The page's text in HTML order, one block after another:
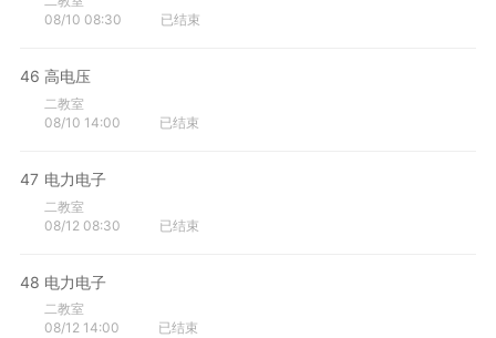
08/10 08:30
已结束
46 高电压
二教室
08/10 14:00
已结束
47 电力电子
二教室
08/12 08:30
已结束
48 电力电子
二教室
08/12 14:00
已结束